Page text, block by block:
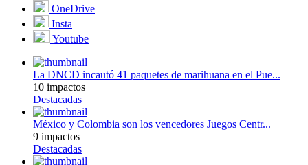
OneDrive
Insta
Youtube
La DNCD incautó 41 paquetes de marihuana en el Pue...
10 impactos
Destacadas
México y Colombia son los vencedores Juegos Centr...
9 impactos
Destacadas